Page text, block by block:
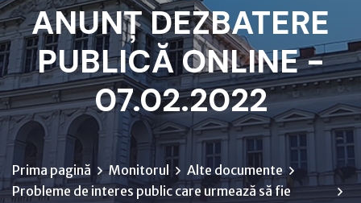
ANUNȚ DEZBATERE
PUBLICĂ ONLINE -
07.02.2022
Prima pagină Monitorul
Alte documente
Probleme de interes public care urmează să fie